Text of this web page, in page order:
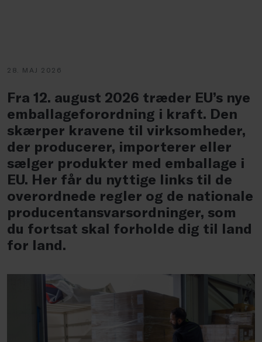
28. MAJ 2026
Fra 12. august 2026 træder EU’s nye
emballageforordning i kraft. Den
skærper kravene til virksomheder,
der producerer, importerer eller
sælger produkter med emballage i
EU. Her får du nyttige links til de
overordnede regler og de nationale
producentansvarsordninger, som
du fortsat skal forholde dig til land
for land.